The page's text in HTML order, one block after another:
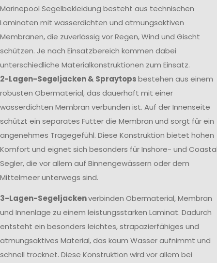
Marinepool Segelbekleidung besteht aus technischen
Laminaten mit wasserdichten und atmungsaktiven
Membranen, die zuverlässig vor Regen, Wind und Gischt
schützen. Je nach Einsatzbereich kommen dabei
unterschiedliche Materialkonstruktionen zum Einsatz.
2-Lagen-Segeljacken & Spraytopsbestehen aus einem
robusten Obermaterial, das dauerhaft mit einer
wasserdichten Membran verbunden ist. Auf der Innenseite
schützt ein separates Futter die Membran und sorgt für ein
angenehmes Tragegefühl. Diese Konstruktion bietet hohen
Komfort und eignet sich besonders für Inshore- und
Segler, die vor allem auf Binnengewässern oder dem
Mittelmeer unterwegs sind.
3-Lagen-Segeljackenverbinden Obermaterial, Membran
und Innenlage zu einem leistungsstarken Laminat. Dadurch
entsteht ein besonders leichtes, strapazierfähiges und
atmungsaktives Material, das kaum Wasser aufnimmt und
schnell trocknet. Diese Konstruktion wird vor allem bei